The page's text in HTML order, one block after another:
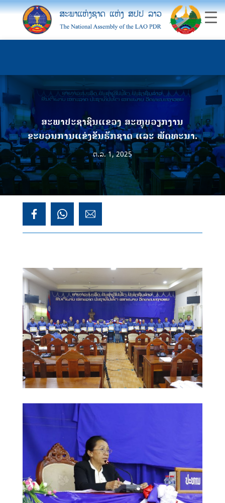
ສະພາປະຊາຊົນແຂວງ ສະຫຼຸບວຽກງານ
ຂະບວນການແຂ່ງຂັນຮັກຊາດ ແລະ ພັດທະນາ.
ຕ.ລ. 1, 2025